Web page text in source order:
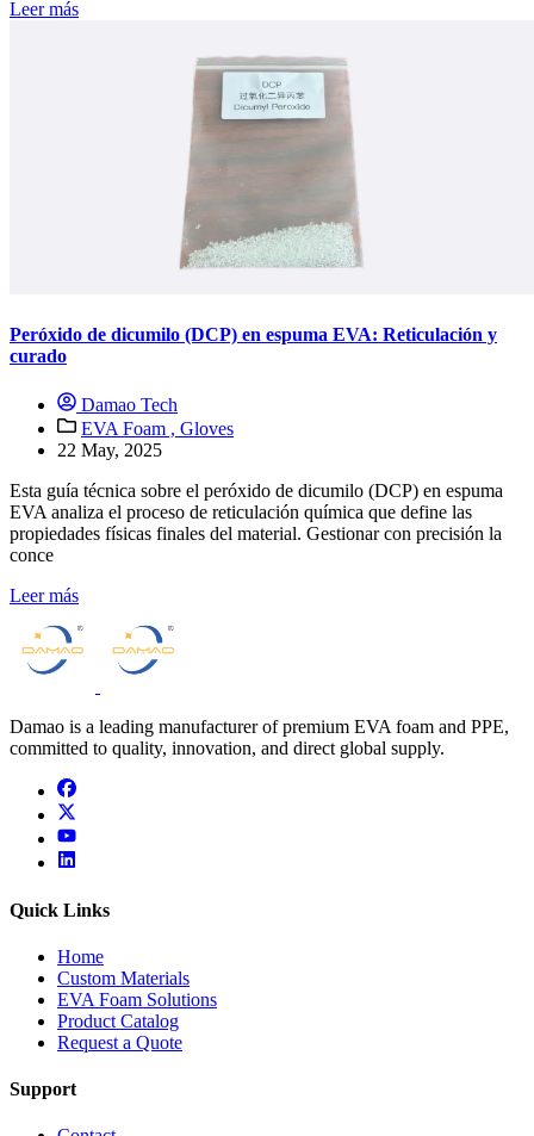
Leer más
Peróxido de dicumilo (DCP) en espuma EVA: Reticulación y
curado
Damao Tech
EVA Foam , Gloves
22 May, 2025
Esta guía técnica sobre el peróxido de dicumilo (DCP) en espuma
EVA analiza el proceso de reticulación química que define las
propiedades físicas finales del material. Gestionar con precisión la
conce
Leer más
Damao is a leading manufacturer of premium EVA foam and PPE,
committed to quality, innovation, and direct global supply.
facebook
x
youtube
linkedin
Quick Links
Home
Custom Materials
EVA Foam Solutions
Product Catalog
Request a Quote
Support